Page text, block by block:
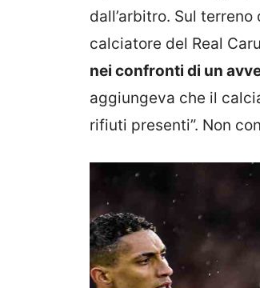
dall’arbitro. Sul
calciatore del Real
nei confronti di un
aggiungeva che il
rifiuti presenti”. Non